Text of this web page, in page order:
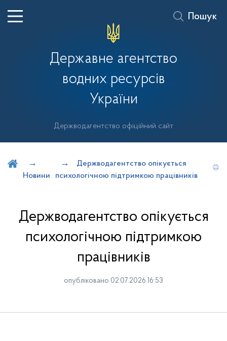
Державне агентство
водних ресурсів
України
Держводагентство офіційний сайт
Пошук
Новини
Держводагентство опікується
психологічною підтримкою працівників
Держводагентство опікується
психологічною підтримкою
працівників
опубліковано 02.07.2026 16:53